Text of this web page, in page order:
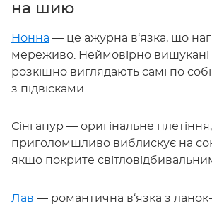
на шию
Нонна — це ажурна в‘язка, що
мереживо. Неймовірно вишукані
розкішно виглядають самі по
з підвісками.
Сінгапур — оригінальне
приголомшливо виблискує на
якщо покрите
Лав — романтична в‘язка з